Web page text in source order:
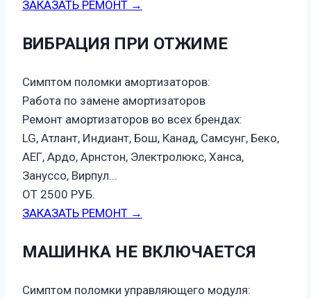
ЗАКАЗАТЬ РЕМОНТ →
ВИБРАЦИЯ ПРИ ОТЖИМЕ
Симптом поломки амортизаторов:
Работа по замене амортизаторов
Ремонт амортизаторов во всех брендах:
LG, Атлант, Индиант, Бош, Канад, Самсунг, Беко,
АЕГ, Ардо, Арнстон, Электролюкс, Ханса,
Зануссо, Вирпул...
ОТ 2500 РУБ.
ЗАКАЗАТЬ РЕМОНТ →
МАШИНКА НЕ ВКЛЮЧАЕТСЯ
Симптом поломки управляющего модуля: